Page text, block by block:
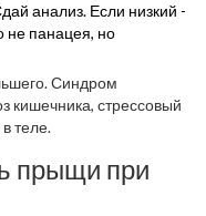
анализ. Если низкий -
не панацея, но
Синдром
кишечника, стрессовый
теле.
прыщи при